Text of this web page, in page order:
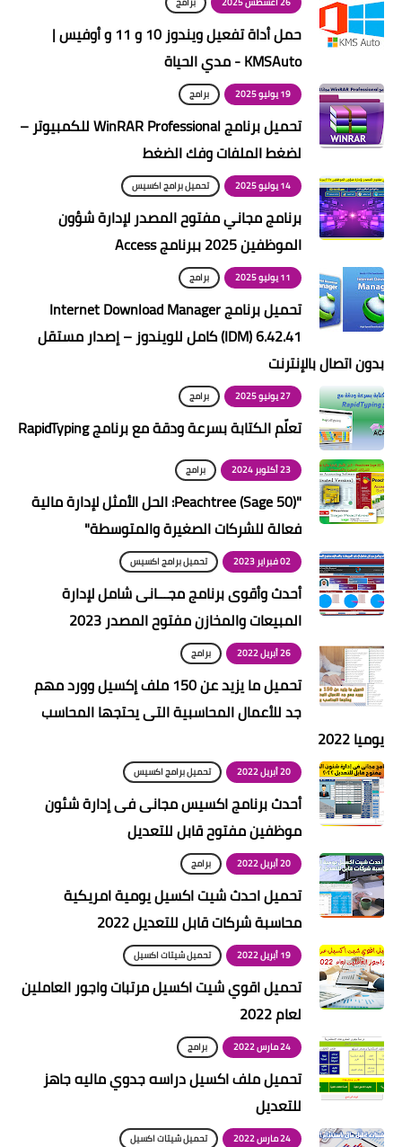
حمل أداة تفعيل ويندوز 10 و 11 و أوفيس |
KMSAuto - مدي الحياة
19 يوليو 2025 برامج
تحميل برنامج WinRAR Professional للكمبيوتر –
لضغط الملفات وفك الضغط
14 يوليو 2025 تحميل برامج اكسيس
برنامج مجاني مفتوح المصدر لإدارة شؤون
الموظفين 2025 ببرنامج Access
11 يوليو 2025 برامج
تحميل برنامج Internet Download Manager
(IDM) 6.42.41 كامل للويندوز – إصدار مستقل
بدون اتصال بالإنترنت
27 يونيو 2025 برامج
تعلّم الكتابة بسرعة ودقة مع برنامج RapidTyping
23 أكتوبر 2024 برامج
"Peachtree (Sage 50): الحل الأمثل لإدارة مالية
فعالة للشركات الصغيرة والمتوسطة"
02 فبراير 2023 تحميل برامج اكسيس
أحدث وأقوى برنامج مجـــانى شامل لإدارة
المبيعات والمخازن مفتوح المصدر 2023
26 أبريل 2022 برامج
تحميل ما يزيد عن 150 ملف إكسيل وورد مهم
جد للأعمال المحاسبية التى يحتجها المحاسب
يوميا 2022
20 أبريل 2022 تحميل برامج اكسيس
أحدث برنامج اكسيس مجانى فى إدارة شئون
موظفين مفتوح قابل للتعديل
20 أبريل 2022 برامج
تحميل احدث شيت اكسيل يومية امريكية
محاسبة شركات قابل للتعديل 2022
19 أبريل 2022 تحميل شيتات اكسيل
تحميل اقوي شيت اكسيل مرتبات واجور العاملين
لعام 2022
24 مارس 2022 برامج
تحميل ملف اكسيل دراسه جدوي ماليه جاهز
للتعديل
24 مارس 2022 تحميل شيتات اكسيل